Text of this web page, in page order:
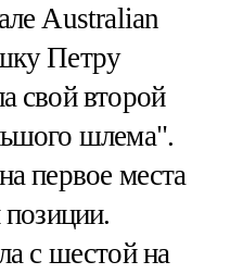
Australian
Петру
свой второй
шлема".
первое места
позиции.
с шестой на